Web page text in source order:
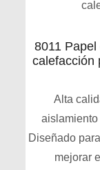
8011
calefacción
Alta
Diseñado
mejorar